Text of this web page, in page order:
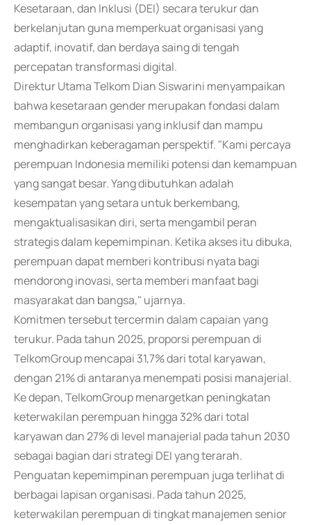
Kesetaraan, dan Inklusi (DEI) secara terukur dan
berkelanjutan guna memperkuat organisasi yang
adaptif, inovatif, dan berdaya saing di tengah
percepatan transformasi digital.
Direktur Utama Telkom Dian Siswarini menyampaikan
bahwa kesetaraan gender merupakan fondasi dalam
membangun organisasi yang inklusif dan mampu
menghadirkan keberagaman perspektif. "Kami percaya
perempuan Indonesia memiliki potensi dan kemampuan
yang sangat besar. Yang dibutuhkan adalah
kesempatan yang setara untuk berkembang,
mengaktualisasikan diri, serta mengambil peran
strategis dalam kepemimpinan. Ketika akses itu dibuka,
perempuan dapat memberi kontribusi nyata bagi
mendorong inovasi, serta memberi manfaat bagi
masyarakat dan bangsa," ujarnya.
Komitmen tersebut tercermin dalam capaian yang
terukur. Pada tahun 2025, proporsi perempuan di
TelkomGroup mencapai 31,7% dari total karyawan,
dengan 21% di antaranya menempati posisi manajerial.
Ke depan, TelkomGroup menargetkan peningkatan
keterwakilan perempuan hingga 32% dari total
karyawan dan 27% di level manajerial pada tahun 2030
sebagai bagian dari strategi DEI yang terarah.
Penguatan kepemimpinan perempuan juga terlihat di
berbagai lapisan organisasi. Pada tahun 2025,
keterwakilan perempuan di tingkat manajemen senior